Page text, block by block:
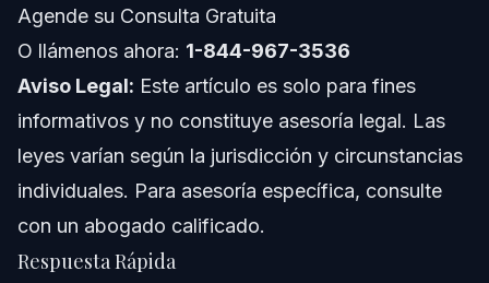
Notas sobre Carolina del Norte, Florida y a Nivel
Notas para Florida
Cuándo llamar a un abogado
Agende su Consulta Gratuita
O llámenos ahora: 1-844-967-3536
Aviso Legal: Este artículo es solo para fines
informativos y no constituye asesoría legal. Las
leyes varían según la jurisdicción y circunstancias
individuales. Para asesoría específica, consulte
con un abogado calificado.
Respuesta Rápida